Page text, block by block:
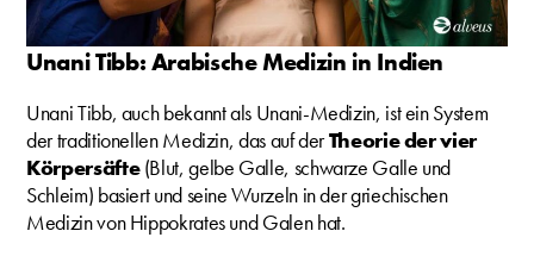
Unani Tibb: Arabische Medizin in Indien
Unani Tibb, auch bekannt als Unani-Medizin, ist ein System
der traditionellen Medizin, das auf derTheorie der vier
Körpersäfte(Blut, gelbe Galle, schwarze Galle und
Schleim) basiert und seine Wurzeln in der griechischen
Medizin von Hippokrates und Galen hat.